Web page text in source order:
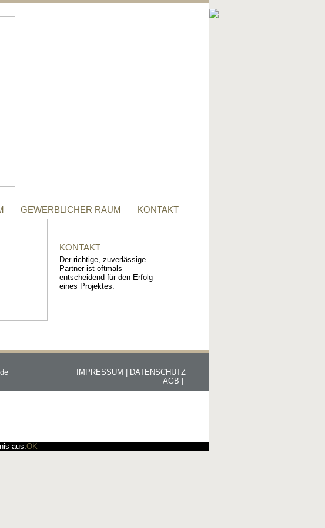
GEWERBLICHER RAUM KONTAKT
KONTAKT
Der richtige, zuverlässige
Partner ist oftmals
entscheidend für den Erfolg
eines Projektes.
DATENSCHUTZ
IMPRESSUM |
AGB |
aus.OK